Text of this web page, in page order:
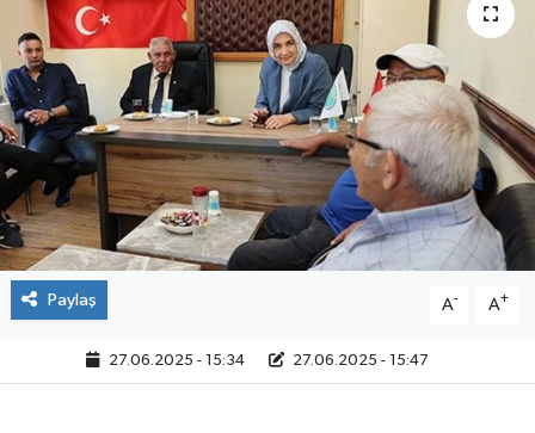
Paylaş A- A+
27.06.2025 - 15:34 27.06.2025 - 15:47